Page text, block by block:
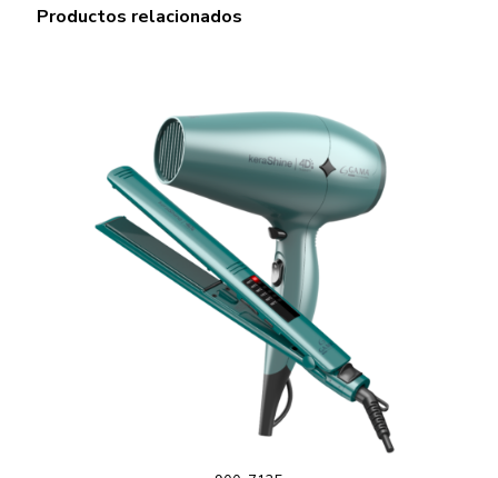
Productos relacionados